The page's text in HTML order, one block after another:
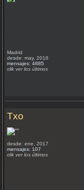
Madrid
desde: may, 2016
mensajes: 4885
clik ver los últimos
Txo
desde: ene, 2017
mensajes: 107
clik ver los últimos